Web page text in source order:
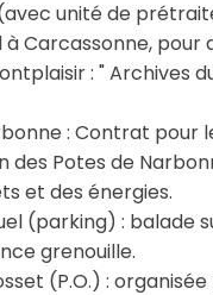
unité de
Carcassonne, pour
: "
: Contrat pour
des Potes de
et des énergies.
(parking) :
grenouille.
(P.O.) :